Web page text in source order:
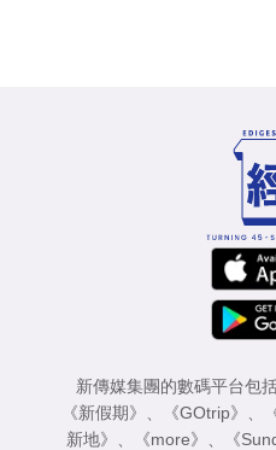
新傳媒集團的數碼平台包
《新假期》
《GOtrip》
新地》
《more》 《